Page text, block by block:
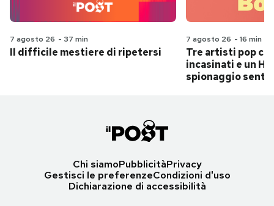
7 agosto 26 - 37 min
Il difficile mestiere di ripetersi
7 agosto 26 - 16 min
Tre artisti pop
incasinati e un
spionaggio
Chi siamoPubblicitàPrivacy
Gestisci le preferenzeCondizioni d'uso
Dichiarazione di accessibilità